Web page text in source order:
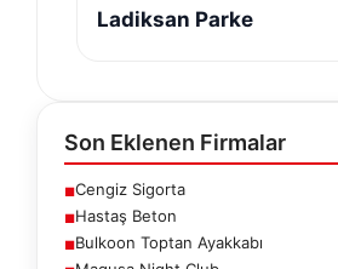
Ladiksan Parke
Son Eklenen Firmalar
■Cengiz Sigorta
■Hastaş Beton
■Bulkoon Toptan Ayakkabı